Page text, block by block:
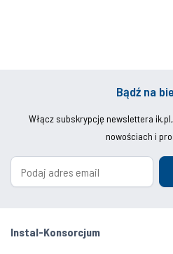
Bądź na
Włącz subskrypcję newslettera
nowościach i
Instal-Konsorcjum